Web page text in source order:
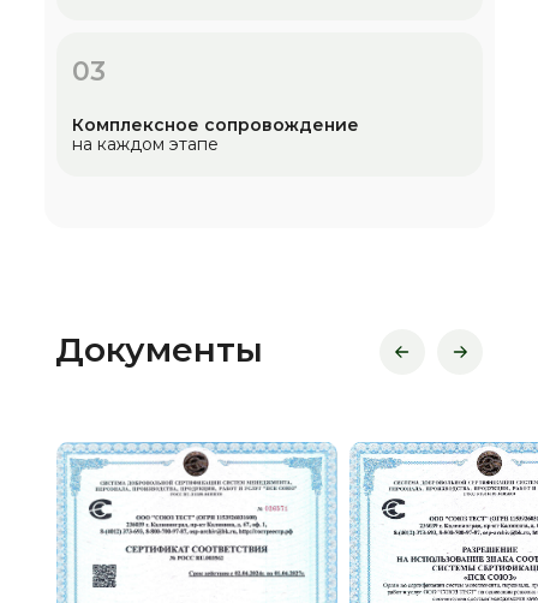
03
Комплексное сопровождение
на каждом этапе
Документы